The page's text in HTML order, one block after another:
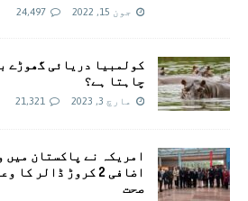
جون 15, 2022 24,497
کولمبیا دریائی گھوڑے
چاہتا ہے؟
مارچ 3, 2023 21,321
امريکہ نے پاکستان میں
اضافی 2 کروڑ ڈالر
صحت